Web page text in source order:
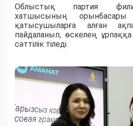
Облыстық партия
хатшысының
қатысушыларға алған
пайдаланып, өскелең
сәттілік тіледі.